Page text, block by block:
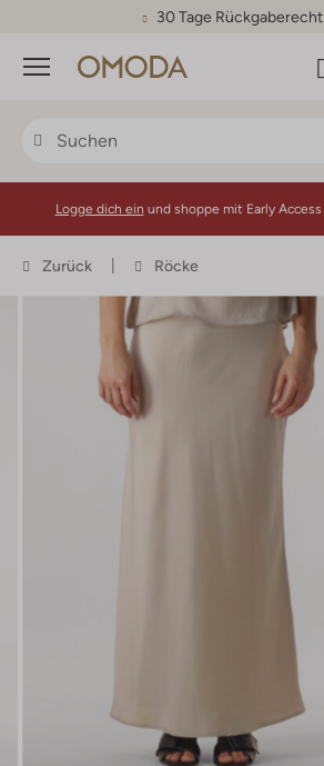
30 Tage Rückgaberecht
Menü
Logge dich ein und shoppe mit Early Access
Zurück Röcke